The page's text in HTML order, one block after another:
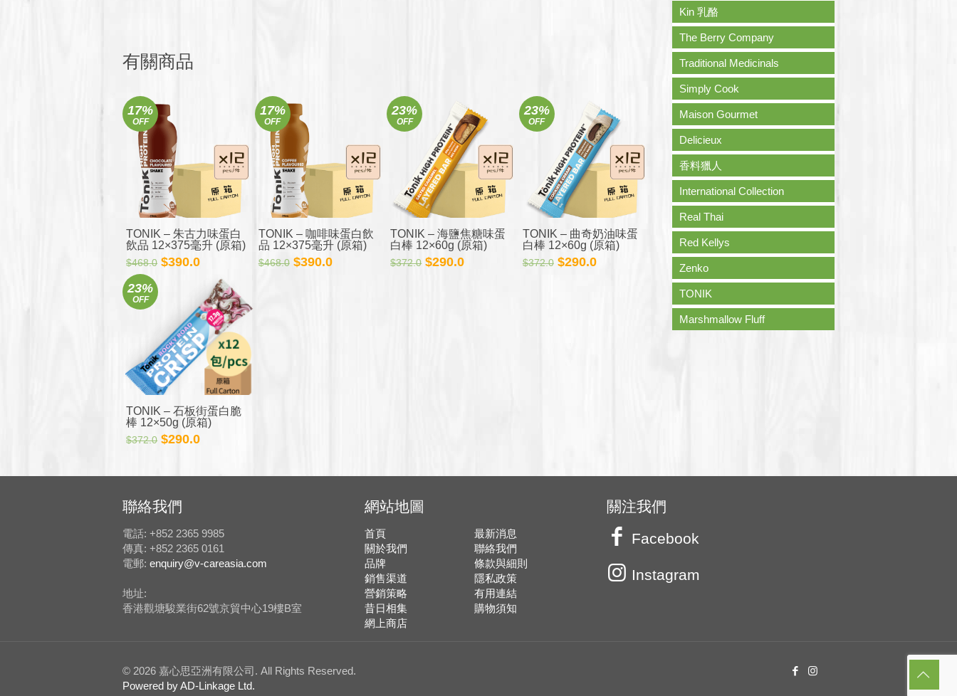
有關商品
17%
OFF
TONIK – 朱古力味蛋白
飲品 12×375毫升 (原箱)
$468.0 原
$468.0。
$390.0目
價
格：
$390.0。
17%
OFF
TONIK – 咖啡味蛋白飲
品 12×375毫升 (原箱)
$468.0 原
$390.0目
23%
OFF
TONIK – 海鹽焦糖味蛋
白棒 12×60g (原箱)
$372.0 原
$290.0目
23%
OFF
TONIK – 曲奇奶油味蛋
白棒 12×60g (原箱)
$372.0 原
$290.0目
23%
OFF
TONIK – 石板街蛋白脆
棒 12×50g (原箱)
$372.0 原
$372.0。
$290.0目
Kin 乳酪
The Berry Company
Traditional Medicinals
Simply Cook
Maison Gourmet
Delicieux
香料獵人
International Collection
Real Thai
Red Kellys
Zenko
TONIK
Marshmallow Fluff
聯絡我們
電話: +852 2365 9985
傳真: +852 2365 0161
電郵:enquiry@v-careasia.com
地址:
香港觀塘駿業街62號京貿中心19樓B室
網站地圖
首頁
關於我們
品牌
銷售渠道
營銷策略
昔日相集
網上商店
最新消息
聯絡我們
條款與細則
隱私政策
有用連結
購物須知
關注我們
Facebook
Instagram
© 2026 嘉心思亞洲有限公司. All Rights Reserved.
Powered by AD-Linkage Ltd.